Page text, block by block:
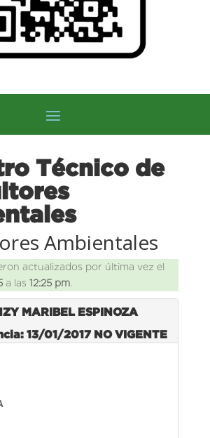
Técnico de
Ambientales
actualizados por última vez el
a las 12:25 pm.
MARIBEL ESPINOZA
13/01/2017 NO VIGENTE